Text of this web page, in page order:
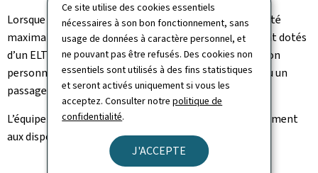
Ce site utilise des cookies essentiels
nécessaires à son bon fonctionnement, sans
usage de données à caractère personnel, et
ne pouvant pas être refusés. Des cookies non
essentiels sont utilisés à des fins statistiques
et seront activés uniquement si vous les
acceptez. Consulter notrepolitique de
confidentialité.
J'ACCEPTE
Lorsque les hélicoptères sont certifiés pour une capacité
maximale en sièges passagers de six ou moins ils seront dotés
d’un ELT de survie (ELT[S]) ou d’une balise de localisation
personnelle (PLB), porté par un membre d’équipage ou un
passager.
L’équipement ELT placé à bord fonctionnera conformément
aux dispositions pertinentes de l’Annexe 10 Volume III.